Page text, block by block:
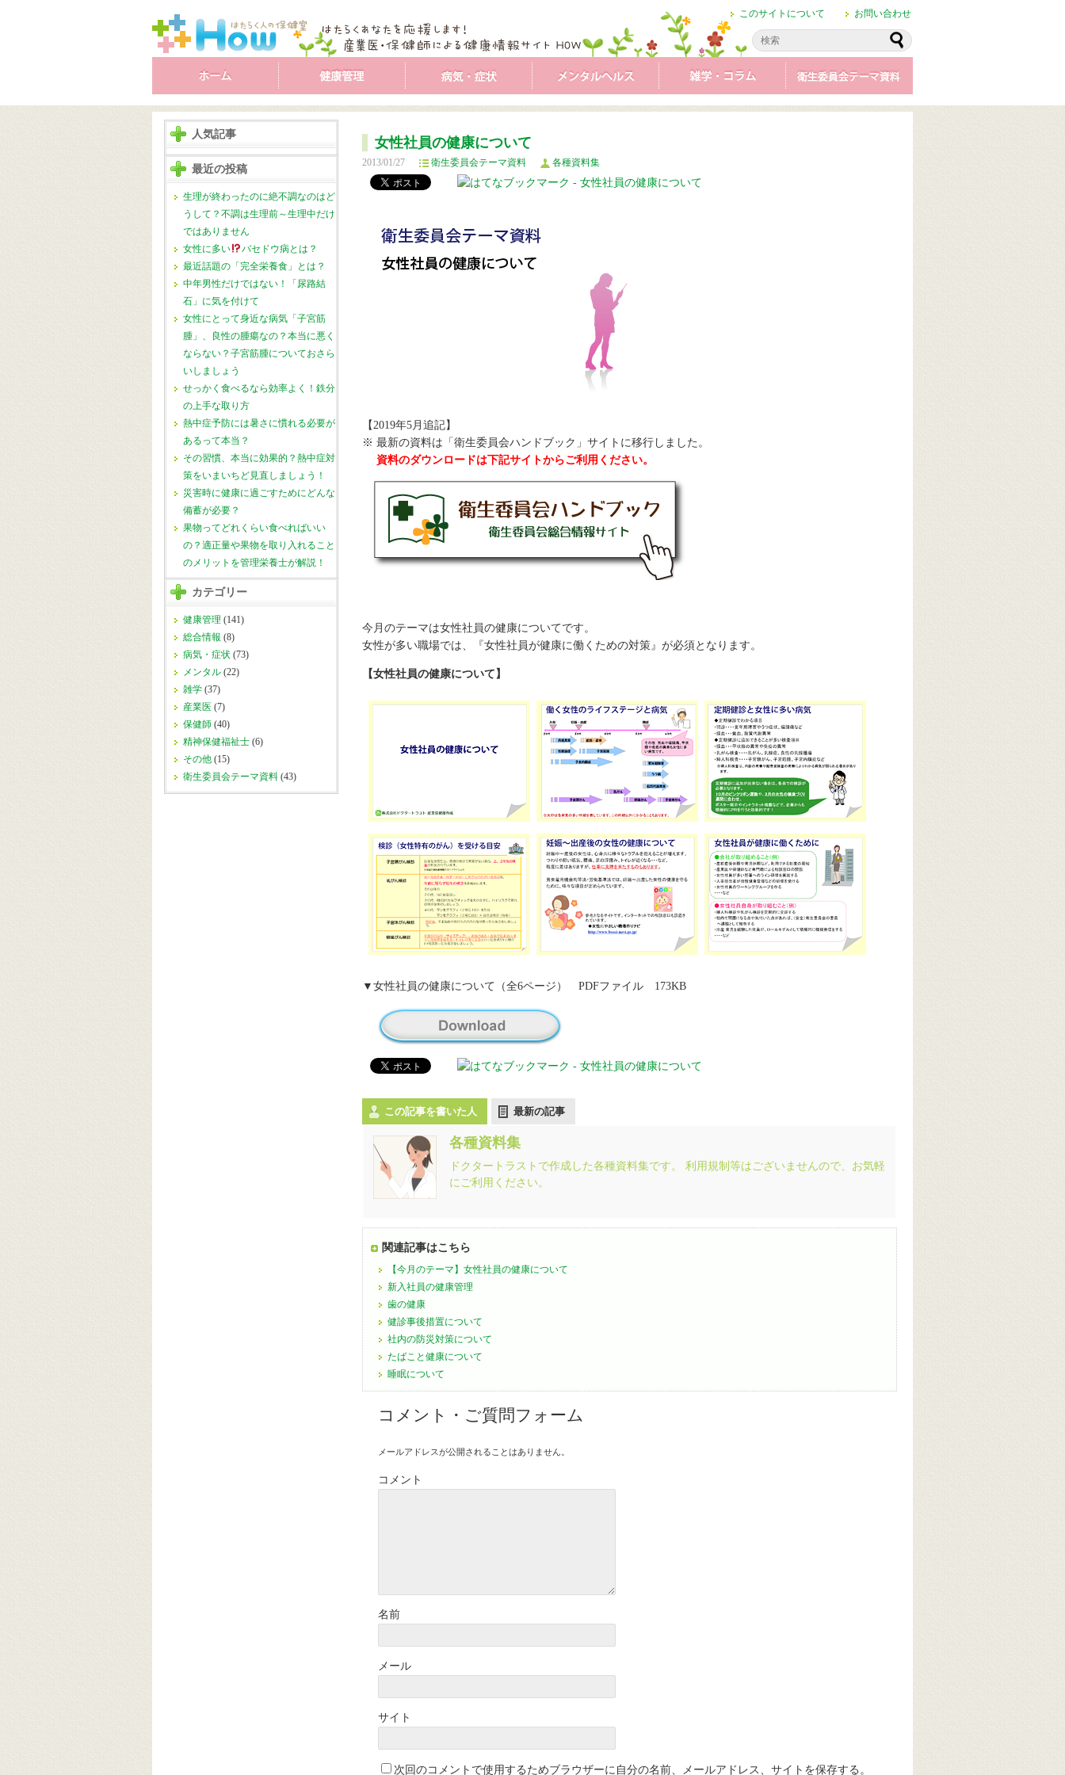
お問い合わせ
このサイトについて
人気記事
最近の投稿
生理が終わったのに絶不調なのはど
うして？不調は生理前～生理中だけ
ではありません
女性に多い
バセドウ病とは？
最近話題の「完全栄養食」とは？
中年男性だけではない！「尿路結
石」に気を付けて
女性にとって身近な病気「子宮筋
腫」、良性の腫瘍なの？本当に悪く
ならない？子宮筋腫についておさら
いしましょう
せっかく食べるなら効率よく！鉄分
の上手な取り方
熱中症予防には暑さに慣れる必要が
あるって本当？
その習慣、本当に効果的？熱中症対
策をいまいちど見直しましょう！
災害時に健康に過ごすためにどんな
備蓄が必要？
果物ってどれくらい食べればいい
の？適正量や果物を取り入れること
のメリットを管理栄養士が解説！
カテゴリー
健康管理 (141)
総合情報 (8)
病気・症状 (73)
メンタル (22)
雑学 (37)
産業医 (7)
保健師 (40)
精神保健福祉士 (6)
その他 (15)
衛生委員会テーマ資料 (43)
女性社員の健康について
2013/01/27 衛生委員会テーマ資料 各種資料集
【2019年5月追記】
※ 最新の資料は「衛生委員会ハンドブック」サイトに移行しました。
資料のダウンロードは下記サイトからご利用ください。
今月のテーマは女性社員の健康についてです。
女性が多い職場では、『女性社員が健康に働くための対策』が必須となります。
【女性社員の健康について】
▼女性社員の健康について（全6ページ） PDFファイル 173KB
この記事を書いた人 最新の記事
各種資料集
ドクタートラストで作成した各種資料集です。 利用規制等はございませんので、お気軽
にご利用ください。
関連記事はこちら
【今月のテーマ】女性社員の健康について
新入社員の健康管理
歯の健康
健診事後措置について
社内の防災対策について
たばこと健康について
睡眠について
コメント・ご質問フォーム
メールアドレスが公開されることはありません。
コメント
名前
メール
サイト
次回のコメントで使用するためブラウザーに自分の名前、メールアドレス、サイトを保存する。